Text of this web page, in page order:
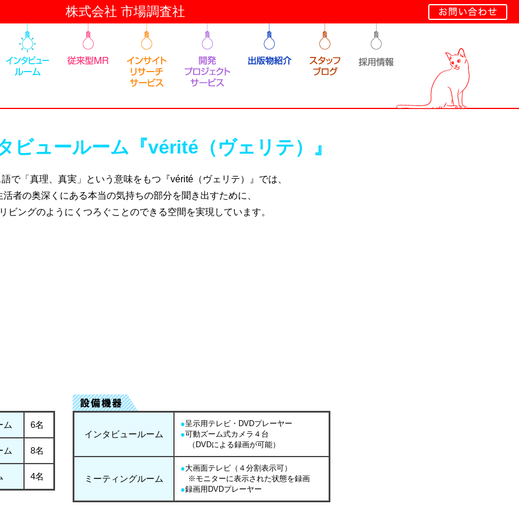
株式会社 市場調査社
ビュールーム『vérité（ヴェリテ）』
で「真理、真実」という意味をもつ『vérité（ヴェリテ）』では、
活者の奥深くにある本当の気持ちの部分を聞き出すために、
ビングのようにくつろぐことのできる空間を実現しています。
ム 6名
ム 8名
4名
インタビュールーム
●呈示用テレビ・DVDプレーヤー
●可動ズーム式カメラ４台
（DVDによる録画が可能）
ミーティングルーム
●大画面テレビ（４分割表示可）
※モニターに表示された状態を録画
●録画用DVDプレーヤー